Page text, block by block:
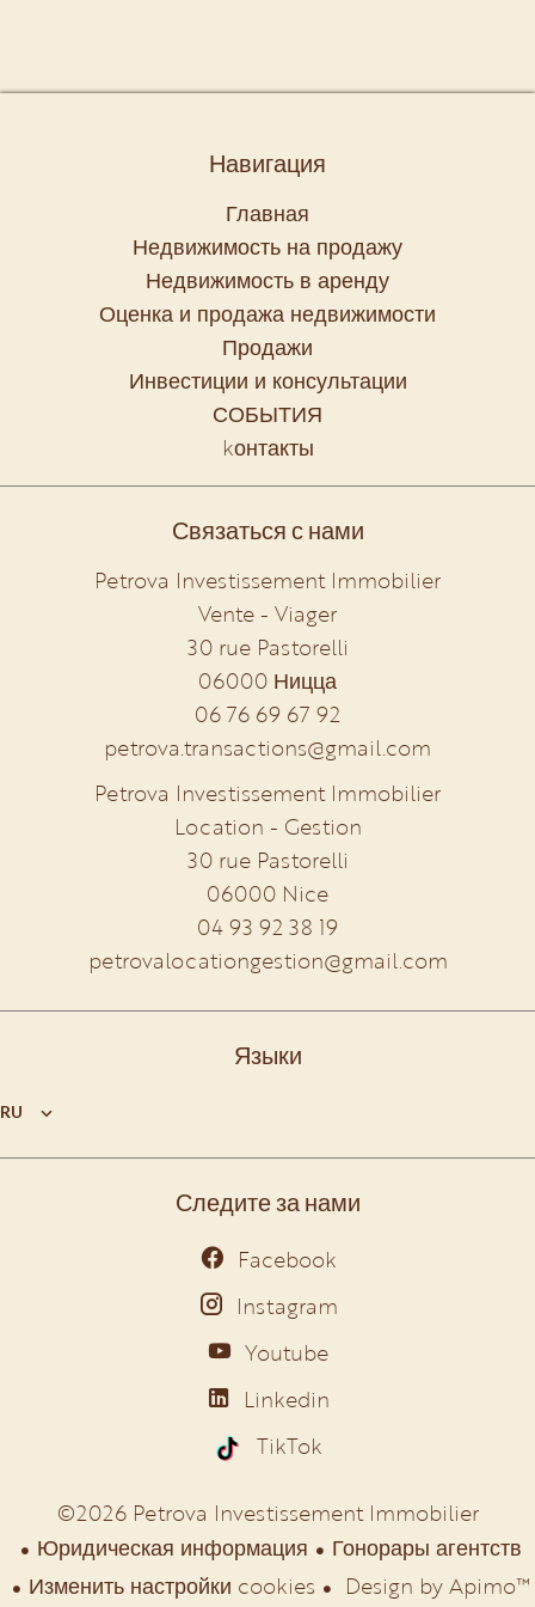
Навигация
Главная
Недвижимость на продажу
Недвижимость в аренду
Оценка и продажа недвижимости
Продажи
Инвестиции и консультации
СОБЫТИЯ
kонтакты
Связаться с нами
Petrova Investissement Immobilier
Vente - Viager
30 rue Pastorelli
06000 Ницца
06 76 69 67 92
petrova.transactions@gmail.com
Petrova Investissement Immobilier
Location - Gestion
30 rue Pastorelli
06000 Nice
04 93 92 38 19
petrovalocationgestion@gmail.com
Языки
RU
Следите за нами
Facebook
Instagram
Youtube
Linkedin
TikTok
©2026 Petrova Investissement Immobilier
Юридическая информация
Гонорары агентств
Изменить настройки cookies
Design byApimo™